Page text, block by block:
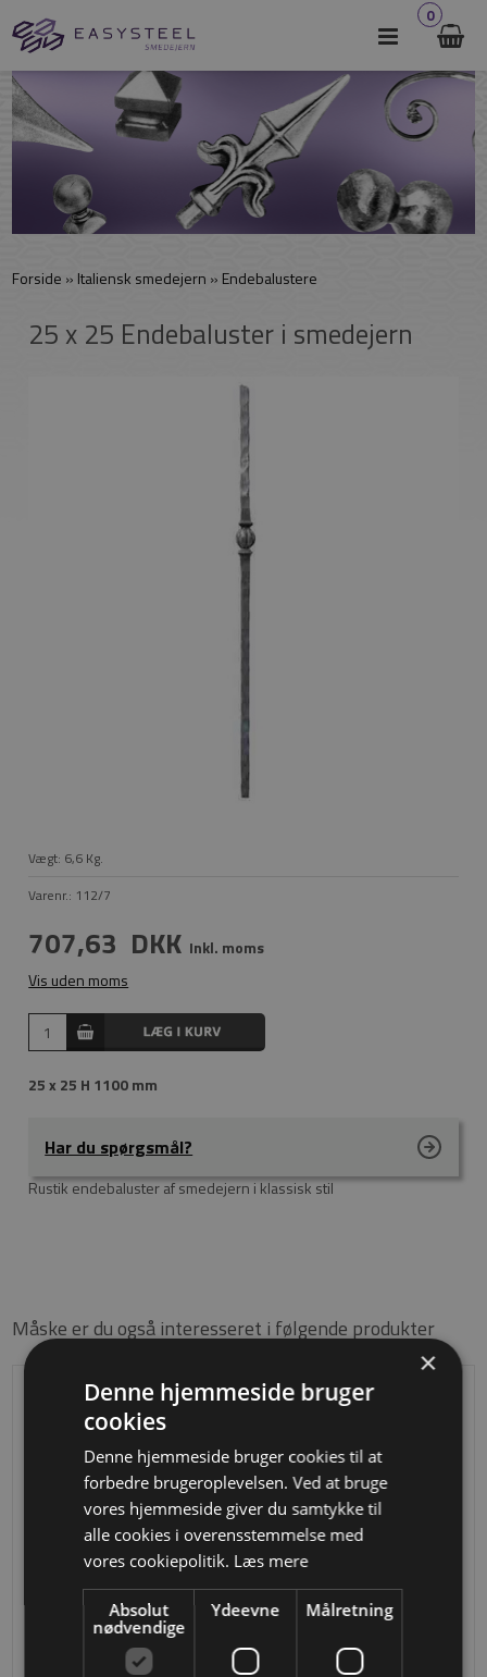
0
Forside » Italiensk smedejern » Endebalustere
25 x 25 Endebaluster i smedejern
Vægt: 6,6 Kg.
Varenr.: 112/7
707,63 DKK Inkl. moms
Vis uden moms
25 x 25 H 1100 mm
Har du spørgsmål?
Rustik endebaluster af smedejern i klassisk stil
Måske er du også interesseret i følgende produkter
Håndliste i smedejern
747,73 486,25 DKK240,44 123,75
×
Denne hjemmeside bruger
cookies
Denne hjemmeside bruger cookies til at
forbedre brugeroplevelsen. Ved at bruge
vores hjemmeside giver du samtykke til
alle cookies i overensstemmelse med
vores cookiepolitik. Læs mere
Absolut
nødvendige
Ydeevne Målretning